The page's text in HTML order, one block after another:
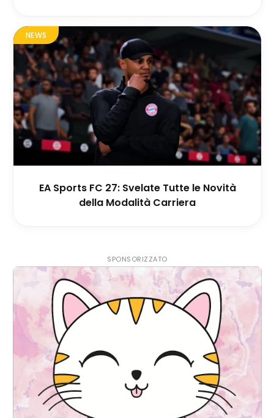
NEWS
EA Sports FC 27: Svelate Tutte le Novità
della Modalità Carriera
SPONSORIZZATO